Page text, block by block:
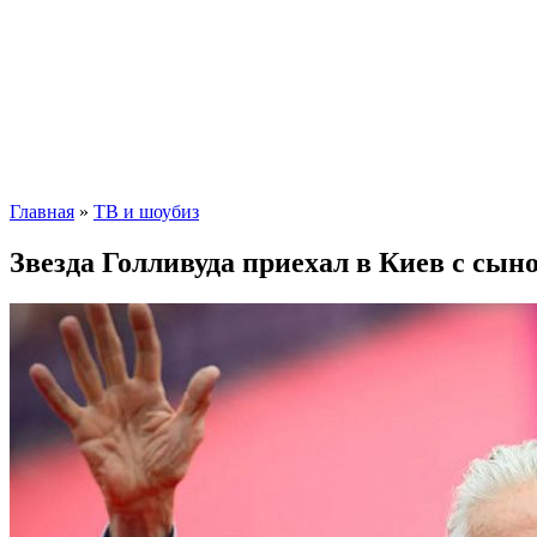
Главная » ТВ и шоубиз
Звезда Голливуда приехал в Киев с